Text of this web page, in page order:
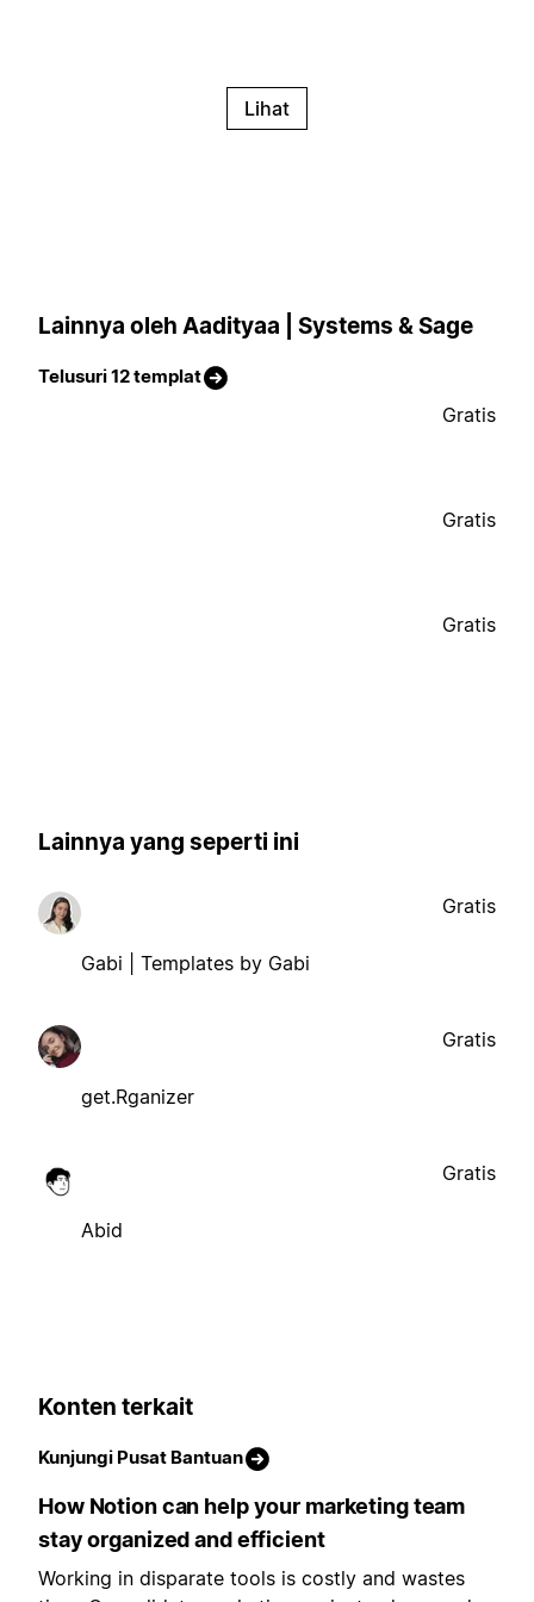
Lihat
Lainnya oleh Aadityaa | Systems & Sage
Telusuri 12 templat
Gratis
Gratis
Gratis
Lainnya yang seperti ini
Gabi | Templates by Gabi
Gratis
get.Rganizer
Gratis
Abid
Gratis
Konten terkait
Kunjungi Pusat Bantuan
How Notion can help your marketing team
stay organized and efficient
Working in disparate tools is costly and wastes